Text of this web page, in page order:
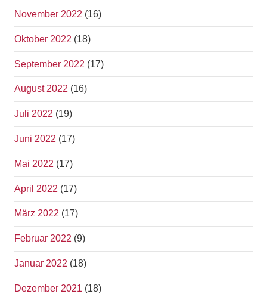
November 2022 (16)
Oktober 2022 (18)
September 2022 (17)
August 2022 (16)
Juli 2022 (19)
Juni 2022 (17)
Mai 2022 (17)
April 2022 (17)
März 2022 (17)
Februar 2022 (9)
Januar 2022 (18)
Dezember 2021 (18)